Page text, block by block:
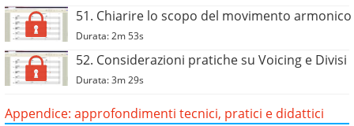
51. Chiarire lo scopo del movimento armonico
Durata: 2m 53s
52. Considerazioni pratiche su Voicing e Divisi
Durata: 3m 29s
Appendice: approfondimenti tecnici, pratici e didattici